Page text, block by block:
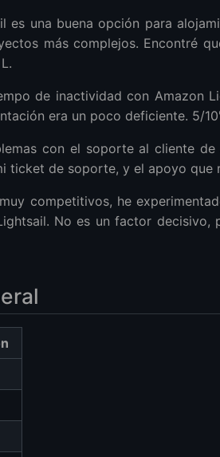
es una buena opción para
más complejos. Encontré
de inactividad con Amazon
era un poco deficiente. 5/
con el soporte al cliente
ticket de soporte, y el apoyo que
competitivos, he
No es un factor decisivo,